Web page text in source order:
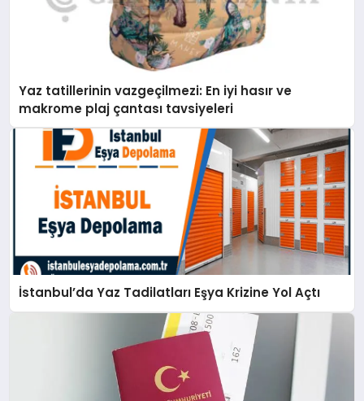
Yaz tatillerinin vazgeçilmezi: En iyi hasır ve
makrome plaj çantası tavsiyeleri
İstanbul’da Yaz Tadilatları Eşya Krizine Yol Açtı